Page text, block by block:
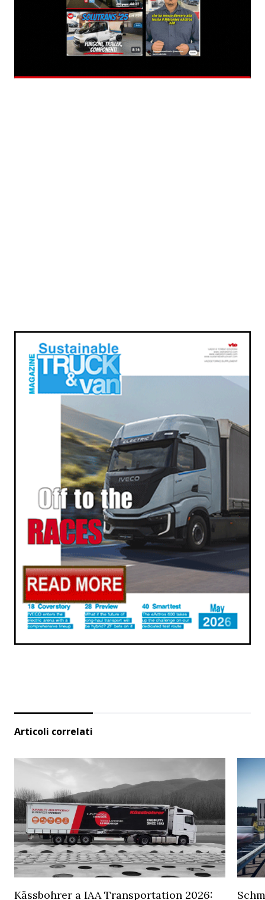
Articoli correlati
Kässbohrer a IAA Transportation 2026: